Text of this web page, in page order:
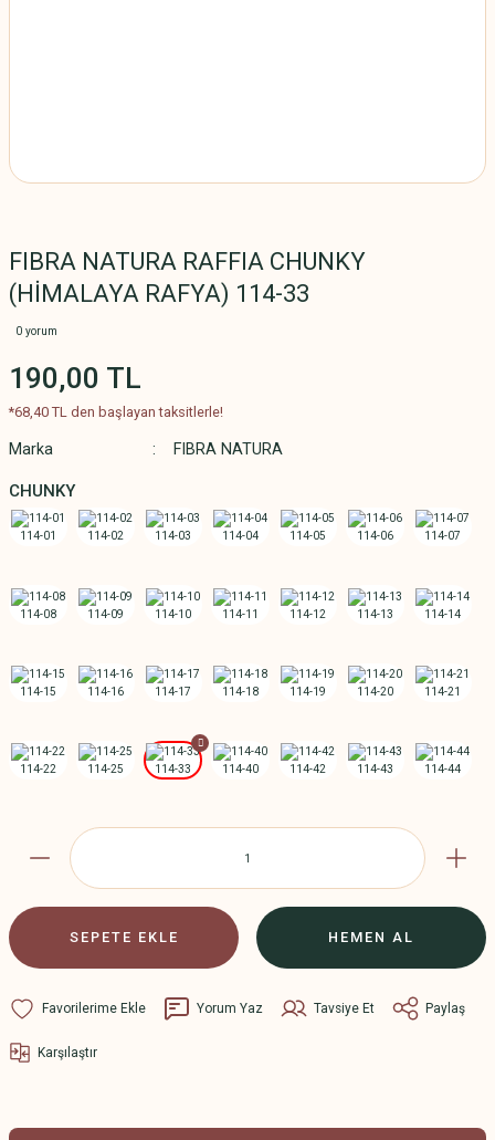
FIBRA NATURA RAFFIA CHUNKY
(HİMALAYA RAFYA) 114-33
0 yorum
190,00 TL
*68,40 TL den başlayan taksitlerle!
Marka FIBRA NATURA
CHUNKY
SEPETE EKLE HEMEN AL
Yorum Yaz Tavsiye Et Paylaş
Karşılaştır